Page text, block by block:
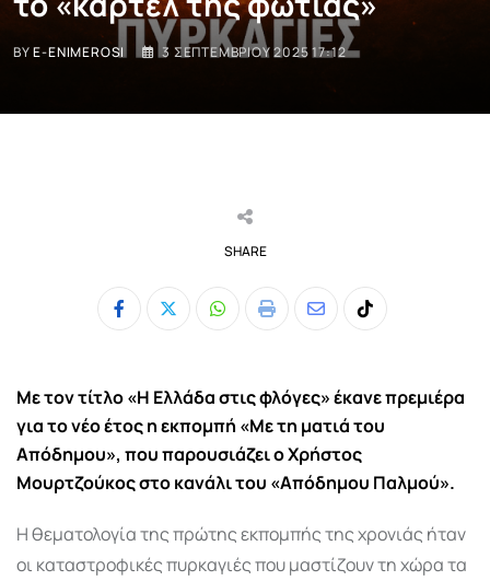
BYE-ENIMEROSI 3 ΣΕΠΤΕΜΒΡΊΟΥ 2025 17:12
SHARE
Whatsapp
Print
ShareTiktok
Με τον τίτλο «Η Ελλάδα στις φλόγες» έκανε πρεμιέρα
για το νέο έτος η εκπομπή «Με τη ματιά του
Απόδημου», που παρουσιάζει ο Χρήστος
Μουρτζούκος στο κανάλι του «Απόδημου Παλμού».
Η θεματολογία της πρώτης εκπομπής της χρονιάς ήταν
οι καταστροφικές πυρκαγιές που μαστίζουν τη χώρα τα